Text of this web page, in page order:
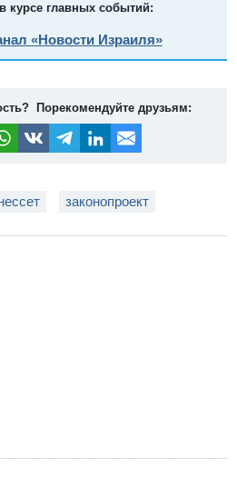
курсе главных событий:
«Новости Израиля»
Порекомендуйте друзьям:
законопроект